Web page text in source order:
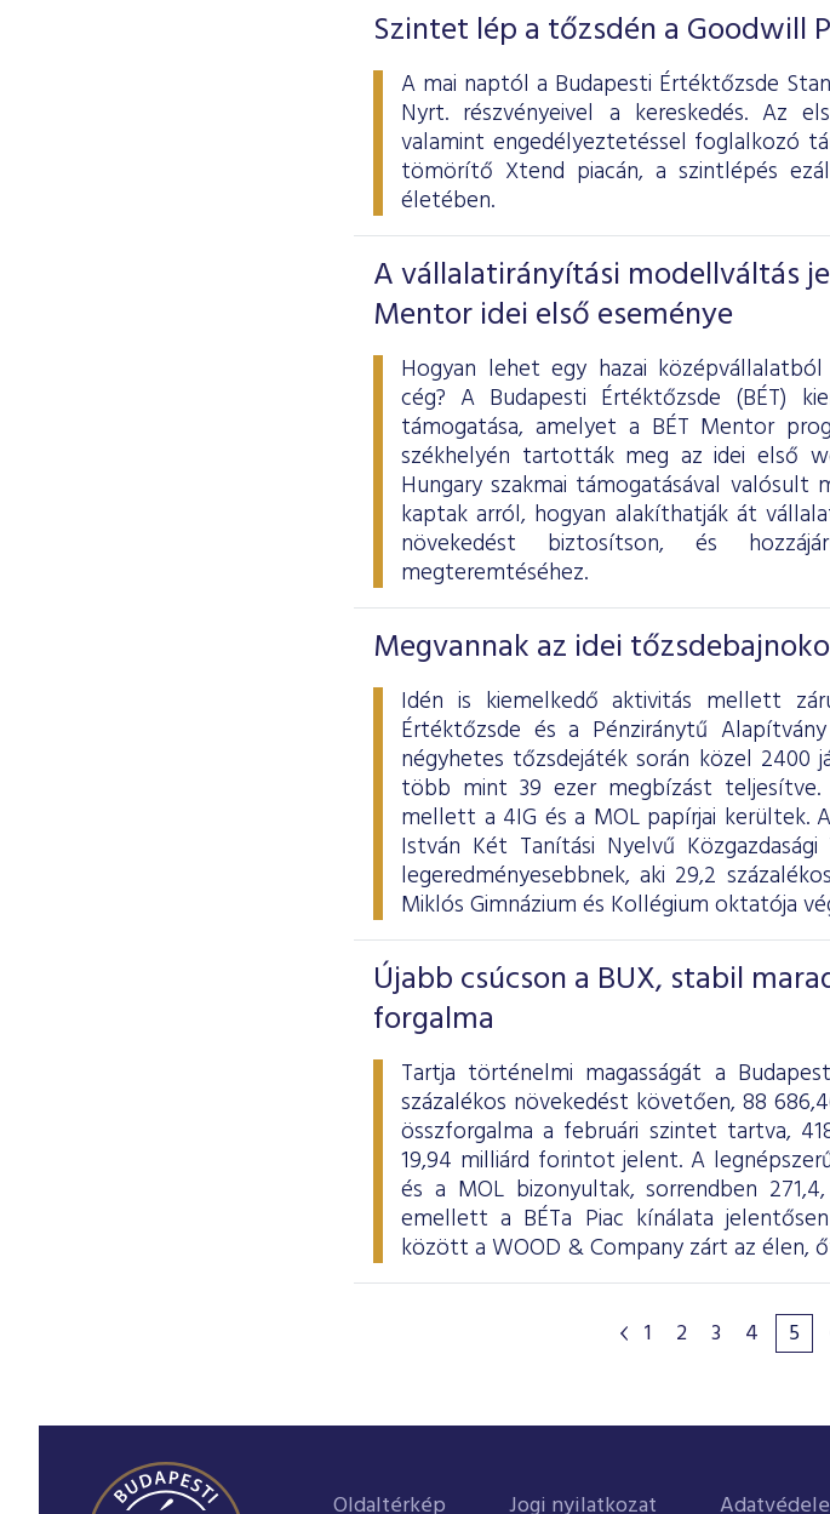
Szintet lép a tőzsdén a Goodwill
A mai naptól a Budapesti Értéktőzsde
Nyrt. részvényeivel a kereskedés. Az
valamint engedélyeztetéssel foglalkozó
tömörítő Xtend piacán, a szintlépés
életében.
A vállalatirányítási modellváltás
Mentor idei első eseménye
Hogyan lehet egy hazai
cég? A Budapesti Értéktőzsde (BÉT)
támogatása, amelyet a BÉT Mentor
székhelyén tartották meg az idei első
Hungary szakmai támogatásával
kaptak arról, hogyan alakíthatják át
növekedést biztosítson, és
megteremtéséhez.
Megvannak az idei
Idén is kiemelkedő aktivitás mellett
Értéktőzsde és a Pénziránytű
négyhetes tőzsdejáték során közel 2400
több mint 39 ezer megbízást teljesítve.
mellett a 4IG és a MOL papírjai kerültek.
István Két Tanítási Nyelvű
legeredményesebbnek, aki 29,2
Miklós Gimnázium és Kollégium oktatója
Újabb csúcson a BUX, stabil
forgalma
Tartja történelmi magasságát a
százalékos növekedést követően, 88
összforgalma a februári szintet tartva,
19,94 milliárd forintot jelent. A
és a MOL bizonyultak, sorrendben
emellett a BÉTa Piac kínálata
között a WOOD & Company zárt az élen,
1 2 3 4 5
Oldaltérkép Jogi nyilatkozat